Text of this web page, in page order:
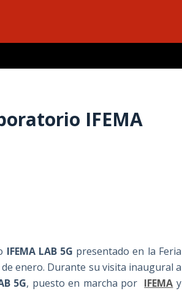
IFEMA
IFEMA LAB 5G presentado en la Feria
de enero. Durante su visita inaugural a
5G, puesto en marcha por IFEMA y